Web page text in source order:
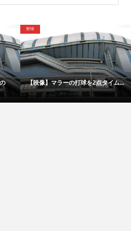
ム...
格闘技
「僕は厳しい親父の承認を必要と...